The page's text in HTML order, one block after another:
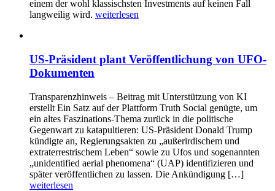
einem der wohl klassischsten Investments auf keinen Fall
langweilig wird. weiterlesen
US-Präsident plant Veröffentlichung von UFO-
Dokumenten
Transparenzhinweis – Beitrag mit Unterstützung von KI
erstellt Ein Satz auf der Plattform Truth Social genügte, um
ein altes Faszinations-Thema zurück in die politische
Gegenwart zu katapultieren: US-Präsident Donald Trump
kündigte an, Regierungsakten zu „außerirdischem und
extraterrestrischem Leben“ sowie zu Ufos und sogenannten
„unidentified aerial phenomena“ (UAP) identifizieren und
später veröffentlichen zu lassen. Die Ankündigung […]
weiterlesen